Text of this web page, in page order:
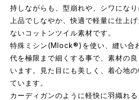
持しながらも、型崩れや、シワになり
上品でしなやか、快適で軽量に仕上
ないコットンツイル素材です。
特殊ミシン(Mlock®)を使い、縫い合
代を極限まで細くする事で、素材の
います。見た目にも美しく、着心地
ています。
カーディガンのように軽快に羽織れ